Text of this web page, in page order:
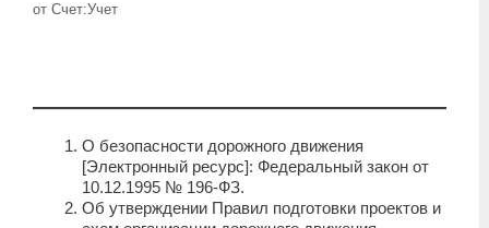
от Счет:Учет
О безопасности дорожного движения
[Электронный ресурс]: Федеральный закон от
10.12.1995 № 196-ФЗ.
Об утверждении Правил подготовки проектов и